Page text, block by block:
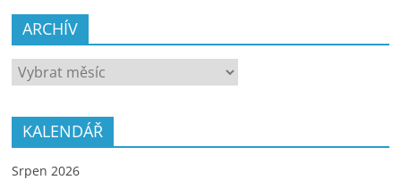
ARCHÍV
ARCHÍV
KALENDÁŘ
Srpen 2026